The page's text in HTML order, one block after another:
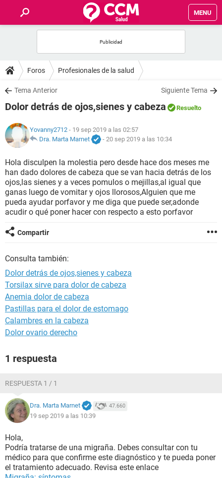
MENU
FOROS
SALUD
NUTRICIÓN
BIENESTAR
SEXUALIDAD
GLOSARIO
Foros Profesionales de la salud
Tema Anterior Siguiente Tema
Dolor detrás de ojos,sienes y cabeza Resuelto
Yovanny2712 - 19 sep 2019 a las 02:57
Dra. Marta Marnet
- 20 sep 2019 a las 10:34
Hola disculpen la molestia pero desde hace dos meses me
han dado dolores de cabeza que se van hacia detrás de los
ojos,las sienes y a veces pomulos o mejillas,al igual que
ganas luego de vomitar y ojos llorosos,Alguien que me
pueda ayudar porfavor y me diga que puede ser,adonde
acudir o qué poner hacer con respecto a esto porfavor
Compartir
Consulta también:
Dolor detrás de ojos,sienes y cabeza
Torsilax sirve para dolor de cabeza
Anemia dolor de cabeza
Pastillas para el dolor de estomago
Calambres en la cabeza
Dolor ovario derecho
1 respuesta
RESPUESTA 1 / 1
Dra. Marta Marnet 47.660
19 sep 2019 a las 10:39
Hola,
Podría tratarse de una migraña. Debes consultar con tu
médico para que confirme este diagnóstico y te pueda poner
el tratamiento adecuado. Revisa este enlace